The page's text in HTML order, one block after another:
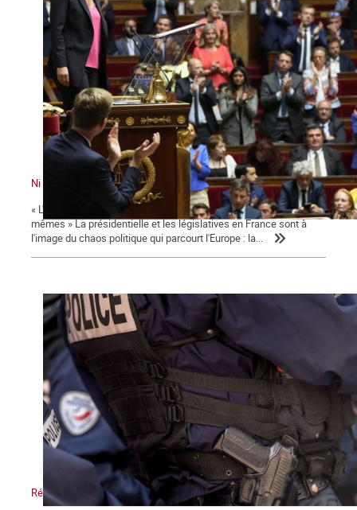
Ni le gouvernement ni l'Assemblée ne nous représente !
« L'émancipation des travailleurs sera l'œuvre des travailleurs eux-
mêmes » La présidentielle et les législatives en France sont à
l'image du chaos politique qui parcourt l'Europe : la...
Répression, maître-mot de la macronie.